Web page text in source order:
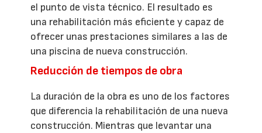
el punto de vista técnico. El resultado es
una rehabilitación más eficiente y capaz de
ofrecer unas prestaciones similares a las de
una piscina de nueva construcción.
Reducción de tiempos de obra
La duración de la obra es uno de los factores
que diferencia la rehabilitación de una nueva
construcción. Mientras que levantar una